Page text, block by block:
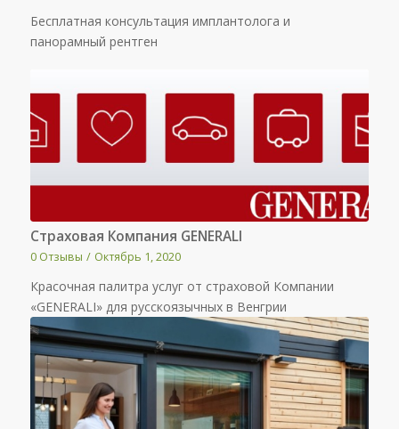
Бесплатная консультация имплантолога и
панорамный рентген
Страховая Компания GENERALI
0 Отзывы / Октябрь 1, 2020
Красочная палитра услуг от страховой Компании
«GENERALI» для русскоязычных в Венгрии